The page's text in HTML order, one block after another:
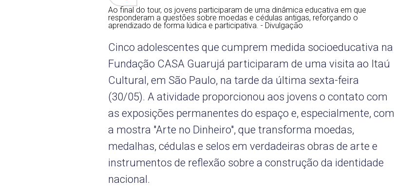
Ao final do tour, os jovens participaram de uma dinâmica educativa em que
responderam a questões sobre moedas e cédulas antigas, reforçando o
aprendizado de forma lúdica e participativa. - Divulgação
Cinco adolescentes que cumprem medida socioeducativa na
Fundação CASA Guarujá participaram de uma visita ao Itaú
Cultural, em São Paulo, na tarde da última sexta-feira
(30/05). A atividade proporcionou aos jovens o contato com
as exposições permanentes do espaço e, especialmente, com
a mostra "Arte no Dinheiro", que transforma moedas,
medalhas, cédulas e selos em verdadeiras obras de arte e
instrumentos de reflexão sobre a construção da identidade
nacional.